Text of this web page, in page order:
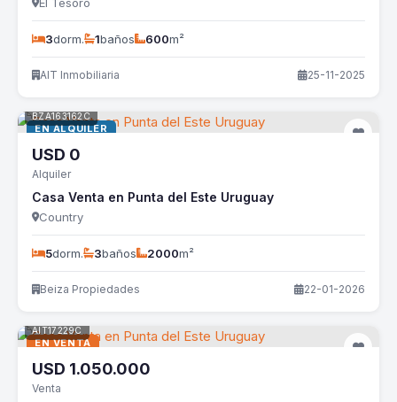
3dorm. 1baños 600m²
AIT Inmobiliaria 25-11-2025
EN ALQUILER
BZA163162C
USD 0
Alquiler
Casa Venta en Punta del Este Uruguay
Country
5dorm. 3baños 2000m²
Beiza Propiedades 22-01-2026
EN VENTA
AIT17229C
USD 1.050.000
Venta